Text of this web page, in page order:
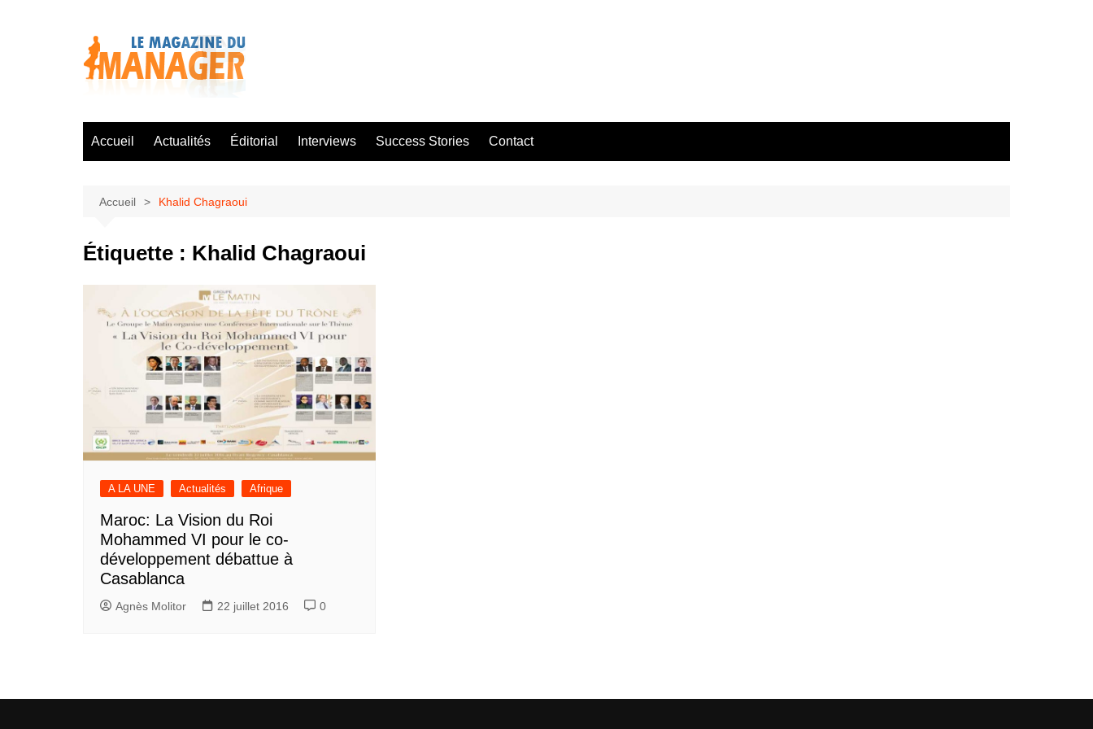
Accueil Actualités Éditorial Interviews Success Stories Contact
Accueil Khalid Chagraoui
Étiquette : Khalid Chagraoui
A LA UNE Actualités Afrique
Maroc: La Vision du Roi
Mohammed VI pour le co-
développement débattue à
Casablanca
Agnès Molitor 22 juillet 2016 0